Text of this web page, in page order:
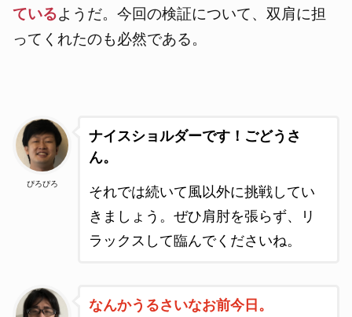
ているようだ。今回の検証について、双肩に担
ってくれたのも必然である。
ぴろぴろ
ナイスショルダーです！ごどうさ
ん。
それでは続いて風以外に挑戦してい
きましょう。ぜひ肩肘を張らず、リ
ラックスして臨んでくださいね。
なんかうるさいなお前今日。